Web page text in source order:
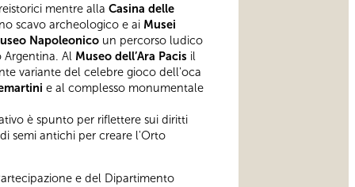
mentre alla Casina delle
scavo archeologico e ai Musei
Napoleonico un percorso ludico
Al Museo dell’Ara Pacis il
variante del celebre gioco dell'oca
e al complesso monumentale
è spunto per riflettere sui diritti
semi antichi per creare l'Orto
e del Dipartimento